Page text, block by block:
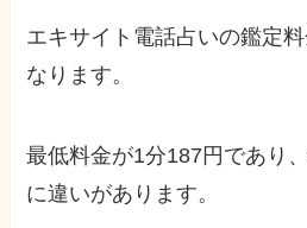
エキサイト電話占いの鑑定
なります。
最低料金が1分187円であり
に違いがあります。